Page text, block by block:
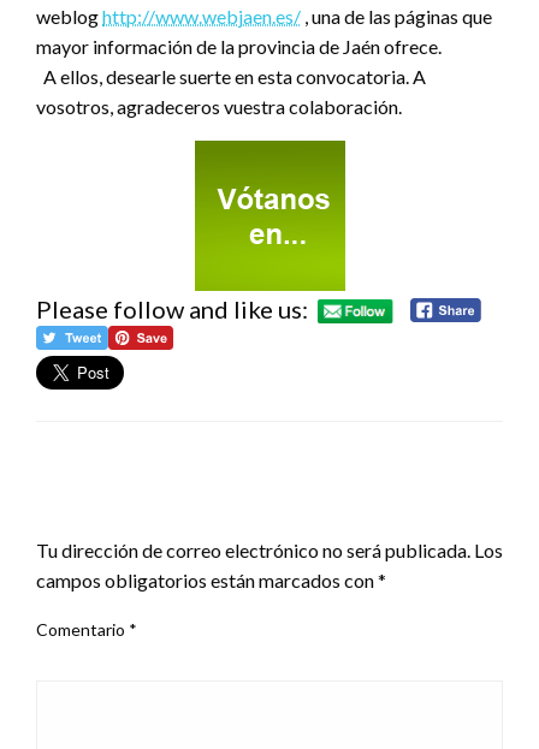
webloghttp://www.webjaen.es/ , una de las páginas que
mayor información de la provincia de Jaén ofrece.
A ellos, desearle suerte en esta convocatoria. A
vosotros, agradeceros vuestra colaboración.
Please follow and like us:
Tu dirección de correo electrónico no será publicada. Los
campos obligatorios están marcados con*
Comentario *